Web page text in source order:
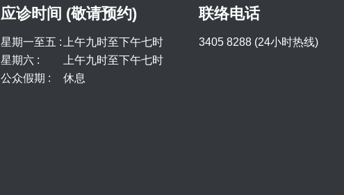
应诊时间 (敬请预约)
星期一至五 :
上午九时至下午七时
星期六 :
上午九时至下午七时
公众假期 :
休息
联络电话
3405 8288 (24小时热线)